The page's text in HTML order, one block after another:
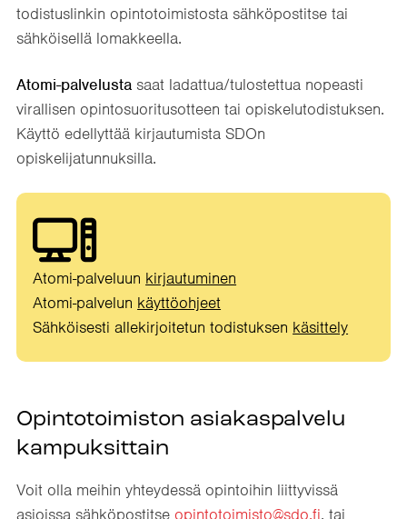
todistuslinkin opintotoimistosta sähköpostitse tai
sähköisellä lomakkeella.
Atomi-palvelusta saat ladattua/tulostettua nopeasti
virallisen opintosuoritusotteen tai opiskelutodistuksen.
Käyttö edellyttää kirjautumista SDOn
opiskelijatunnuksilla.
Atomi-palveluun kirjautuminen
Atomi-palvelun käyttöohjeet
Sähköisesti allekirjoitetun todistuksen käsittely
Opintotoimiston asiakaspalvelu
kampuksittain
Voit olla meihin yhteydessä opintoihin liittyvissä
asioissa sähköpostitse opintotoimisto@sdo.fi, tai